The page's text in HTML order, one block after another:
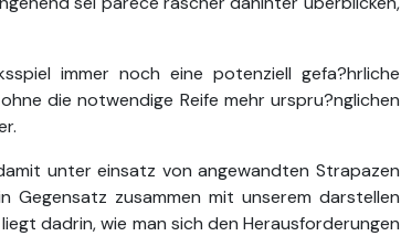
immer noch eine potenziell gefa?hrliche
die notwendige Reife mehr urspru?nglichen
unter einsatz von angewandten Strapazen
Gegensatz zusammen mit unserem darstellen
dadrin, wie man sich den Herausforderungen